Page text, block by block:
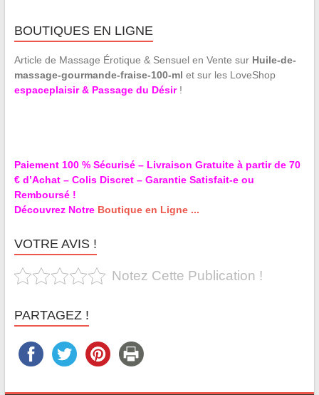
BOUTIQUES EN LIGNE
Article de Massage Érotique & Sensuel en Vente sur Huile-de-
massage-gourmande-fraise-100-ml et sur les LoveShop
espaceplaisir & Passage du Désir!
Paiement 100 % Sécurisé – Livraison Gratuite à partir de 70
€ d’Achat – Colis Discret – Garantie Satisfait-e ou
Remboursé !
Découvrez Notre Boutique en Ligne ...
VOTRE AVIS !
Notez Cette Publication !
PARTAGEZ !